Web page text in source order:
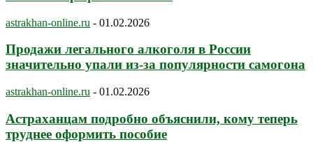
astrakhan-online.ru - 01.02.2026
Продажи легального алкоголя в России
значительно упали из-за популярности самогона
astrakhan-online.ru - 01.02.2026
Астраханцам подробно объяснили, кому теперь
труднее оформить пособие